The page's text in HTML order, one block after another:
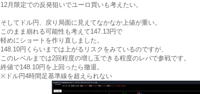
12月限定での反発狙いでユーロ買いも考えたい。
そしてドル円、戻り局面に見えてなかなか上値が重い。
このまま崩れる可能性も考えて147.13円で
軽めにショートを作り直しました。
148.10円くらいまでは上がるリスクをみているのですが、
このレベルまでは2回程度の増し玉できる程度のレバで参戦です。
終値で148.10円を上回ったら撤退。
※ドル円4時間足基準線を超えられない